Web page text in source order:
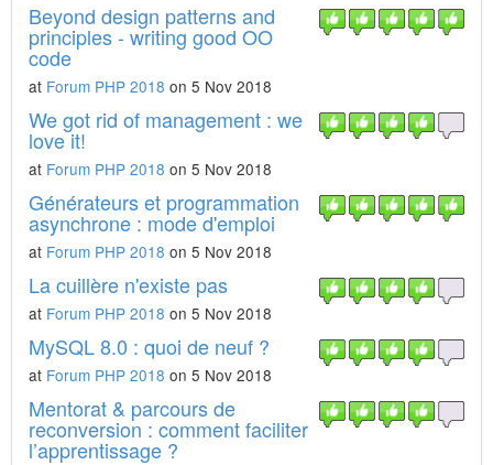
Beyond design patterns and
principles - writing good OO
code
at Forum PHP 2018 on 5 Nov 2018
We got rid of management : we
love it!
at Forum PHP 2018 on 5 Nov 2018
Générateurs et programmation
asynchrone : mode d'emploi
at Forum PHP 2018 on 5 Nov 2018
La cuillère n'existe pas
at Forum PHP 2018 on 5 Nov 2018
MySQL 8.0 : quoi de neuf ?
at Forum PHP 2018 on 5 Nov 2018
Mentorat & parcours de
reconversion : comment faciliter
l’apprentissage ?